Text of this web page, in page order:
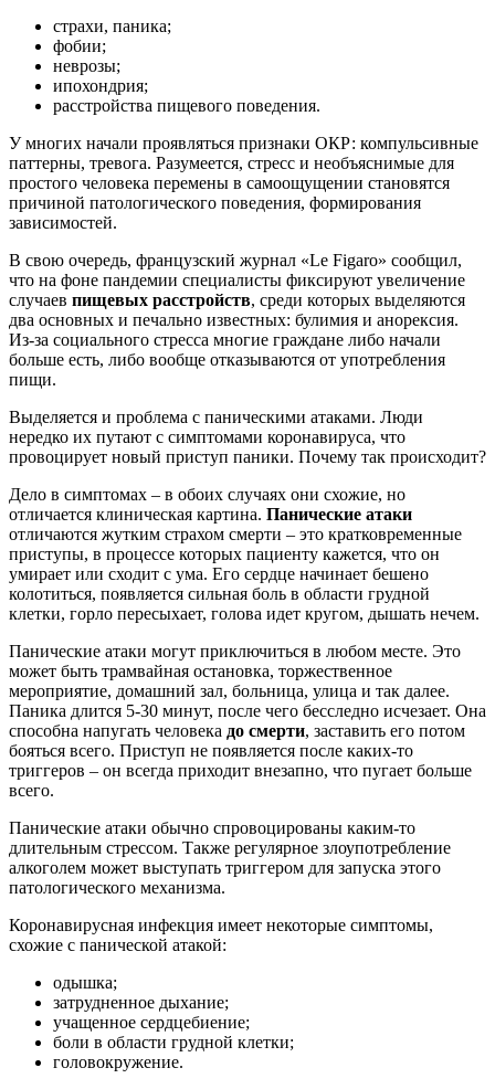
страхи, паника;
фобии;
неврозы;
ипохондрия;
расстройства пищевого поведения.
У многих начали проявляться признаки ОКР: компульсивные
паттерны, тревога. Разумеется, стресс и необъяснимые для
простого человека перемены в самоощущении становятся
причиной патологического поведения, формирования
зависимостей.
В свою очередь, французский журнал «Le Figaro» сообщил,
что на фоне пандемии специалисты фиксируют увеличение
случаев пищевых расстройств, среди которых выделяются
два основных и печально известных: булимия и анорексия.
Из-за социального стресса многие граждане либо начали
больше есть, либо вообще отказываются от употребления
пищи.
Выделяется и проблема с паническими атаками. Люди
нередко их путают с симптомами коронавируса, что
провоцирует новый приступ паники. Почему так происходит?
Дело в симптомах – в обоих случаях они схожие, но
отличается клиническая картина. Панические атаки
отличаются жутким страхом смерти – это кратковременные
приступы, в процессе которых пациенту кажется, что он
умирает или сходит с ума. Его сердце начинает бешено
колотиться, появляется сильная боль в области грудной
клетки, горло пересыхает, голова идет кругом, дышать нечем.
Панические атаки могут приключиться в любом месте. Это
может быть трамвайная остановка, торжественное
мероприятие, домашний зал, больница, улица и так далее.
Паника длится 5-30 минут, после чего бесследно исчезает. Она
способна напугать человека до смерти, заставить его потом
бояться всего. Приступ не появляется после каких-то
триггеров – он всегда приходит внезапно, что пугает больше
всего.
Панические атаки обычно спровоцированы каким-то
длительным стрессом. Также регулярное злоупотребление
алкоголем может выступать триггером для запуска этого
патологического механизма.
Коронавирусная инфекция имеет некоторые симптомы,
схожие с панической атакой:
одышка;
затрудненное дыхание;
учащенное сердцебиение;
боли в области грудной клетки;
головокружение.